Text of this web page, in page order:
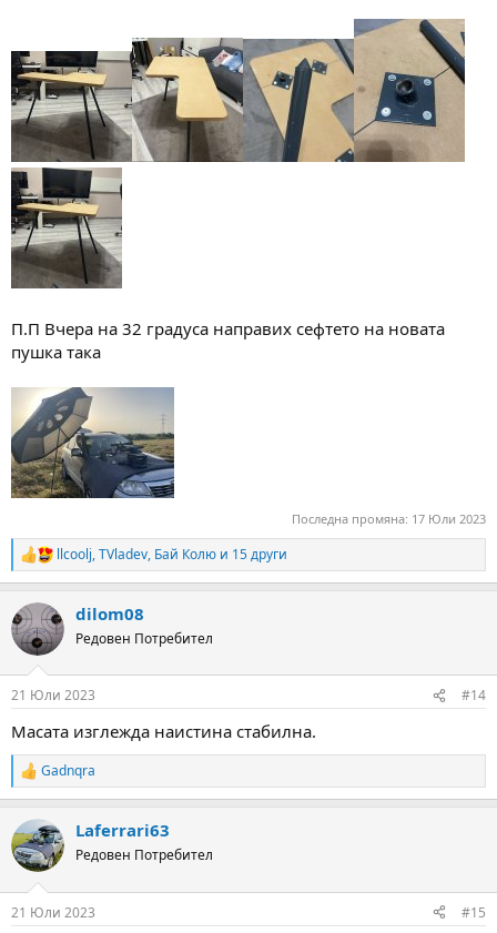
П.П Вчера на 32 градуса направих сефтето на новата
пушка така
Последна промяна: 17 Юли 2023
R
e
c
t
i
s
llcoolj,TVladev, Бай Колю и 15 други
dilom08
Редовен Потребител
21 Юли 2023 #14
Масата изглежда наистина стабилна.
R
e
c
t
i
s
Gadnqra
Laferrari63
Редовен Потребител
21 Юли 2023 #15